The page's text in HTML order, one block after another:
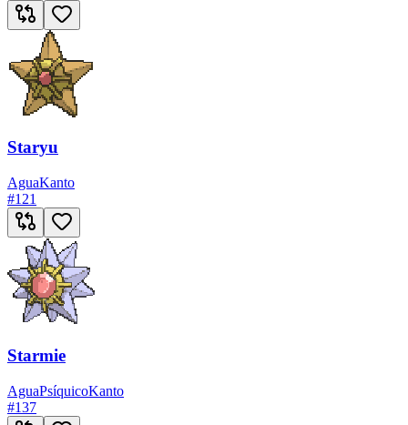
Staryu
AguaKanto
#121
Starmie
AguaPsíquicoKanto
#137